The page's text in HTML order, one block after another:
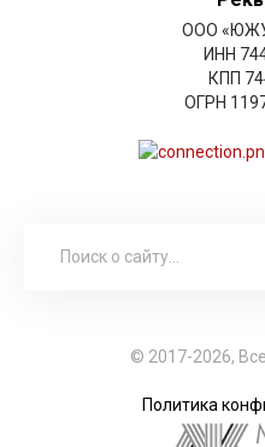
ООО
ИНН
КПП
ОГРН
© 2017-2026,
Политика